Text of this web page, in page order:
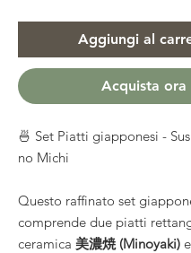
Aggiungi al
Acquista ora
🍜 Set Piatti giapponesi -
no Michi
Questo raffinato set
comprende due piatti
ceramica 美濃焼 (Minoyaki)